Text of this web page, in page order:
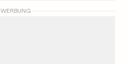
WERBUNG